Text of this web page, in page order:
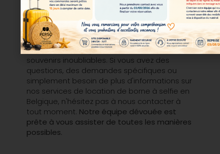
nous contacter
Nous sommes là pour vous aider à créer des
souvenirs inoubliables. Si vous avez des
questions, des demandes spécifiques ou
simplement besoin de plus d'informations sur
nos services de location de borne à selfie en
Belgique, n'hésitez pas à nous contacter à
tout moment. Notre équipe dévouée est
prête à vous assister de toutes les manières
possibles.